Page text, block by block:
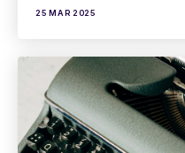
25 MAR 2025